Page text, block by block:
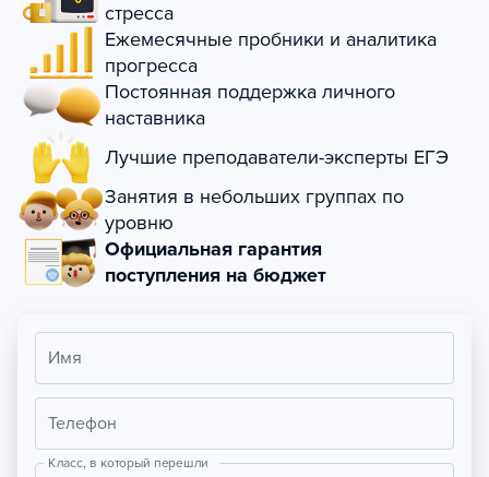
стресса
Ежемесячные пробники и аналитика
прогресса
Постоянная поддержка личного
наставника
Лучшие преподаватели-эксперты ЕГЭ
Занятия в небольших группах по
уровню
Официальная гарантия
поступления на бюджет
Имя
Телефон
Класс, в который перешли